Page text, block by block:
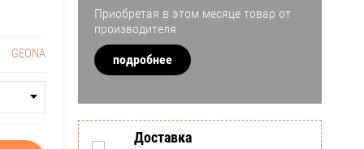
GEONA
Приобретая в этом месяце товар от
производителя
подробнее
Доставка